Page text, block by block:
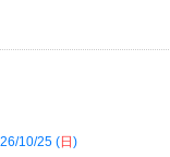
10/25 (日 )